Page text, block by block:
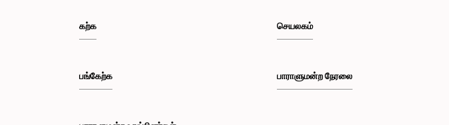
கற்க
பங்கேற்க
செயலகம்
பாராளுமன்ற நேரலை